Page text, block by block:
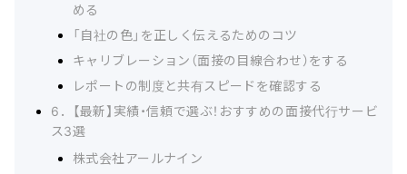
める
「自社の色」を正しく伝えるためのコツ
キャリブレーション（面接の目線合わせ）をする
レポートの制度と共有スピードを確認する
6．【最新】実績・信頼で選ぶ！おすすめの面接代行サービ
ス3選
株式会社アールナイン